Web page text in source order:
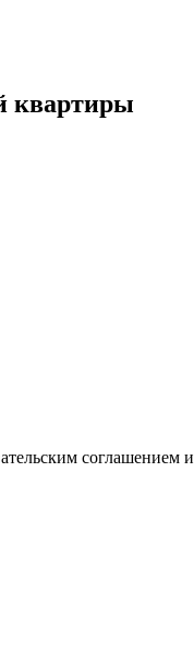
квартиры
соглашением и